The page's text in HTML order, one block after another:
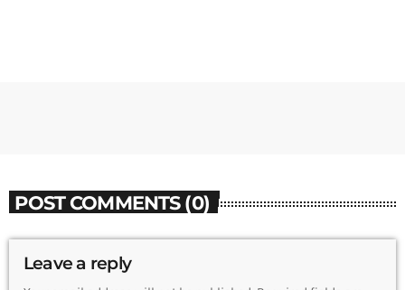
POST COMMENTS (0)
Leave a reply